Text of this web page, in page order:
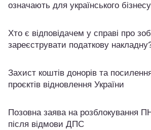
означають для українського бізнесу
Хто є відповідачем у справі про
зареєструвати податкову
Захист коштів донорів та
проєктів відновлення України
Позовна заява на розблокування
після відмови ДПС